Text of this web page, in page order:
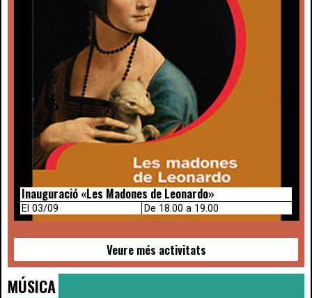
Inauguració «Les Madones de Leonardo»
El 03/09 De 18.00 a 19.00
Veure més activitats
MÚSICA